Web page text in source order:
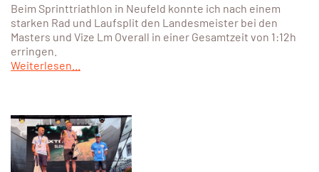
Beim Sprinttriathlon in Neufeld konnte ich nach einem
starken Rad und Laufsplit den Landesmeister bei den
Masters und Vize Lm Overall in einer Gesamtzeit von 1:12h
erringen.
Weiterlesen...